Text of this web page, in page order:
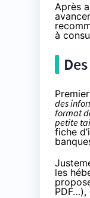
Après
à
des
format
petite
fiche
les
PDF…),